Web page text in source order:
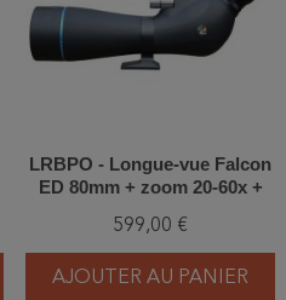
LRBPO - Longue-vue Falcon
ED 80mm + zoom 20-60x +
599,00 €
AJOUTER AU PANIER